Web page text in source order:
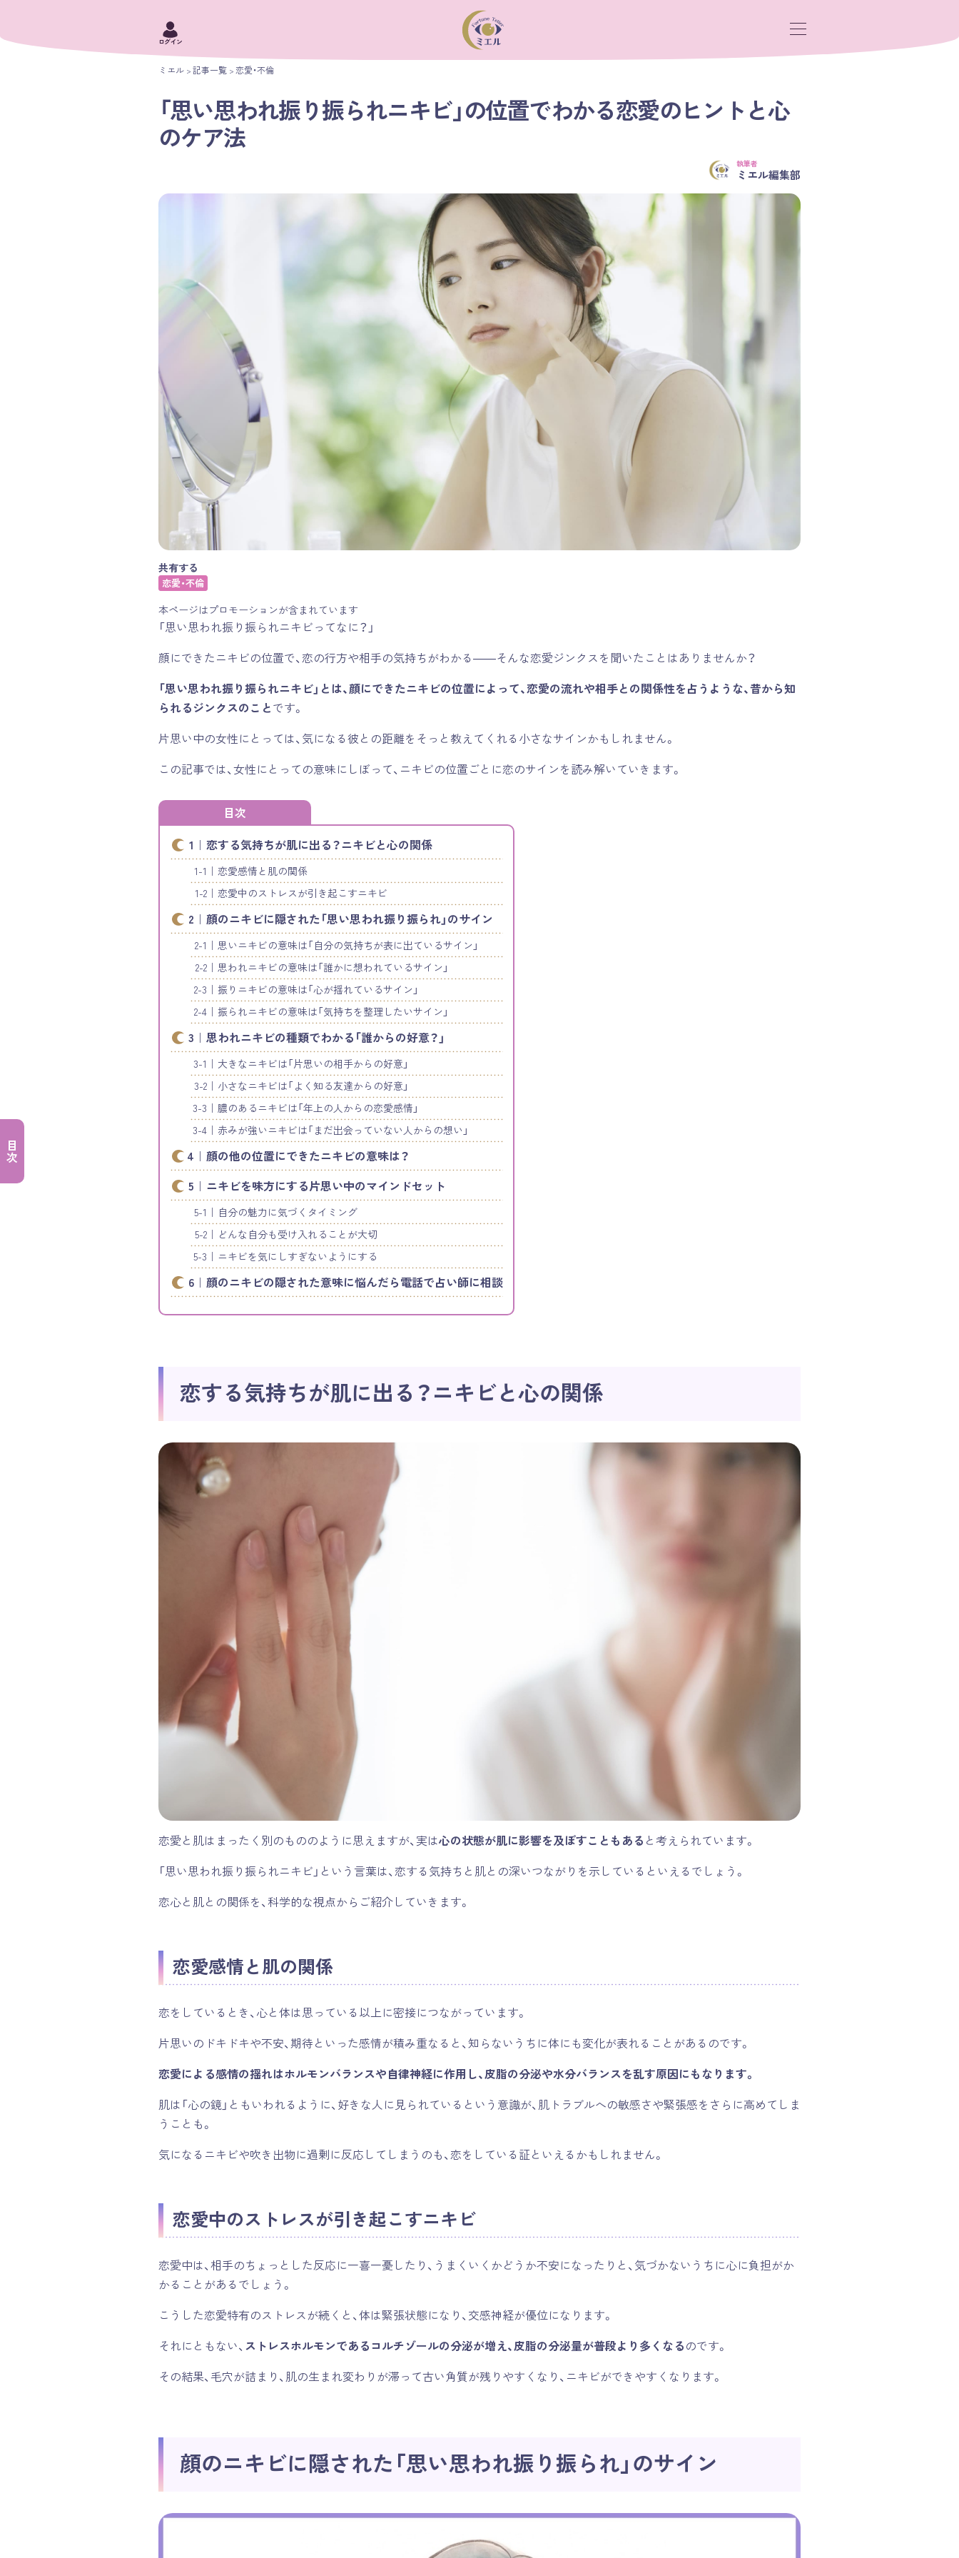
ログイン
ミエル 記事一覧 恋愛・不倫
「思い思われ振り振られニキビ」の位置でわかる恋愛のヒントと心
のケア法
執筆者
ミエル編集部
共有する
恋愛・不倫
本ページはプロモーションが含まれています
「思い思われ振り振られニキビってなに？」
顔にできたニキビの位置で、恋の行方や相手の気持ちがわかる――そんな恋愛ジンクスを聞いたことはありませんか？
「思い思われ振り振られニキビ」とは、顔にできたニキビの位置によって、恋愛の流れや相手との関係性を占うような、昔から知
られるジンクスのことです。
片思い中の女性にとっては、気になる彼との距離をそっと教えてくれる小さなサインかもしれません。
この記事では、女性にとっての意味にしぼって、ニキビの位置ごとに恋のサインを読み解いていきます。
目次
恋する気持ちが肌に出る？ニキビと心の関係
恋愛感情と肌の関係
恋愛中のストレスが引き起こすニキビ
顔のニキビに隠された「思い思われ振り振られ」のサイン
思いニキビの意味は「自分の気持ちが表に出ているサイン」
思われニキビの意味は「誰かに想われているサイン」
振りニキビの意味は「心が揺れているサイン」
振られニキビの意味は「気持ちを整理したいサイン」
思われニキビの種類でわかる「誰からの好意？」
大きなニキビは「片思いの相手からの好意」
小さなニキビは「よく知る友達からの好意」
膿のあるニキビは「年上の人からの恋愛感情」
赤みが強いニキビは「まだ出会っていない人からの想い」
顔の他の位置にできたニキビの意味は？
ニキビを味方にする片思い中のマインドセット
自分の魅力に気づくタイミング
どんな自分も受け入れることが大切
ニキビを気にしすぎないようにする
顔のニキビの隠された意味に悩んだら電話で占い師に相談
恋する気持ちが肌に出る？ニキビと心の関係
恋愛と肌はまったく別のもののように思えますが、実は心の状態が肌に影響を及ぼすこともある と考えられています。
「思い思われ振り振られニキビ」という言葉は、恋する気持ちと肌との深いつながりを示しているといえるでしょう。
恋心と肌との関係を、科学的な視点からご紹介していきます。
恋愛感情と肌の関係
恋をしているとき、心と体は思っている以上に密接につながっています。
片思いのドキドキや不安、期待といった感情が積み重なると、知らないうちに体にも変化が表れることがあるのです。
恋愛による感情の揺れはホルモンバランスや自律神経に作用し、皮脂の分泌や水分バランスを乱す原因にもなります。
肌は「心の鏡」ともいわれるように、好きな人に見られているという意識が、肌トラブルへの敏感さや緊張感をさらに高めてしま
うことも。
気になるニキビや吹き出物に過剰に反応してしまうのも、恋をしている証といえるかもしれません。
恋愛中のストレスが引き起こすニキビ
恋愛中は、相手のちょっとした反応に一喜一憂したり、うまくいくかどうか不安になったりと、気づかないうちに心に負担がか
かることがあるでしょう。
こうした恋愛特有のストレスが続くと、体は緊張状態になり、交感神経が優位になります。
それにともない、 ストレスホルモンであるコルチゾールの分泌が増え、皮脂の分泌量が普段より多くなるのです。
その結果、毛穴が詰まり、肌の生まれ変わりが滞って古い角質が残りやすくなり、ニキビができやすくなります。
顔のニキビに隠された「思い思われ振り振られ」のサイン
目次